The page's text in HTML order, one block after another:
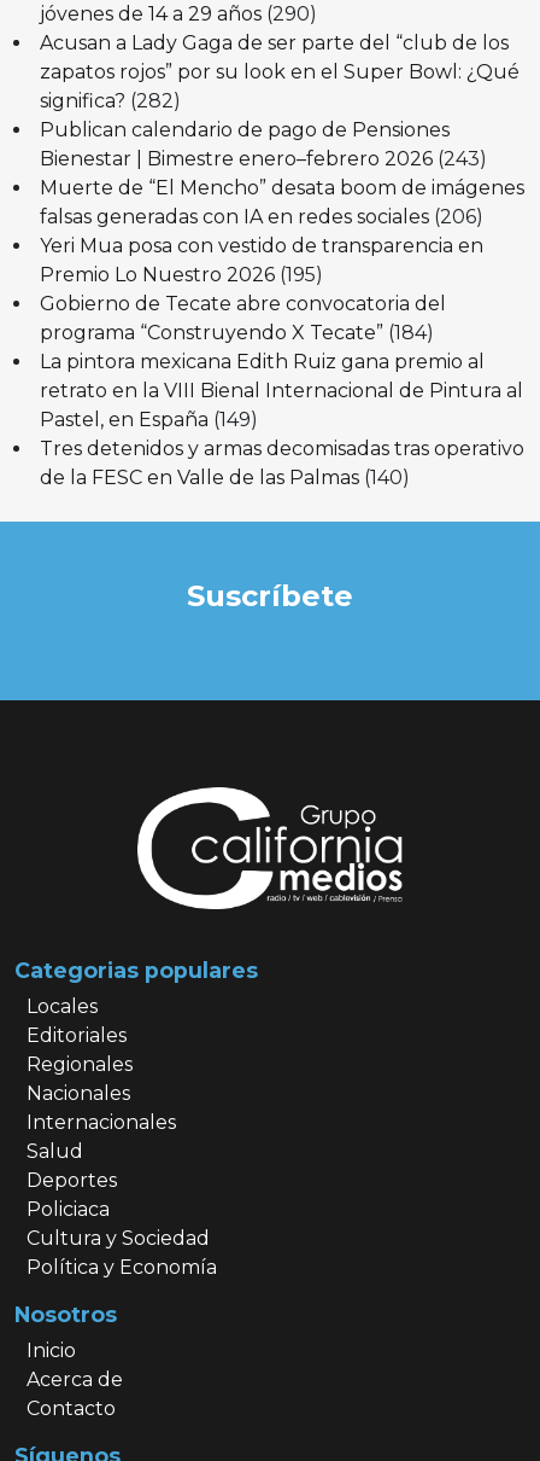
jóvenes de 14 a 29 años (290)
Acusan a Lady Gaga de ser parte del “club de los
zapatos rojos” por su look en el Super Bowl: ¿Qué
significa? (282)
Publican calendario de pago de Pensiones
Bienestar | Bimestre enero–febrero 2026 (243)
Muerte de “El Mencho” desata boom de imágenes
falsas generadas con IA en redes sociales (206)
Yeri Mua posa con vestido de transparencia en
Premio Lo Nuestro 2026 (195)
Gobierno de Tecate abre convocatoria del
programa “Construyendo X Tecate” (184)
La pintora mexicana Edith Ruiz gana premio al
retrato en la VIII Bienal Internacional de Pintura al
Pastel, en España (149)
Tres detenidos y armas decomisadas tras operativo
de la FESC en Valle de las Palmas (140)
Suscríbete
Categorias populares
Locales
Editoriales
Regionales
Nacionales
Internacionales
Salud
Deportes
Policiaca
Cultura y Sociedad
Política y Economía
Nosotros
Inicio
Acerca de
Contacto
Síguenos